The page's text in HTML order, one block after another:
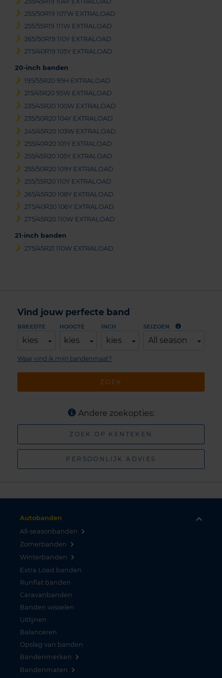
255/50R19 107W EXTRALOAD
255/55R19 111W EXTRALOAD
265/50R19 110Y EXTRALOAD
275/40R19 105Y EXTRALOAD
20-inch banden
195/55R20 95H EXTRALOAD
215/45R20 95W EXTRALOAD
235/45R20 100W EXTRALOAD
235/50R20 104Y EXTRALOAD
245/45R20 103W EXTRALOAD
255/40R20 101Y EXTRALOAD
255/45R20 105Y EXTRALOAD
255/50R20 109Y EXTRALOAD
255/55R20 110Y EXTRALOAD
265/45R20 108Y EXTRALOAD
275/40R20 106Y EXTRALOAD
275/45R20 110W EXTRALOAD
21-inch banden
275/45R21 110W EXTRALOAD
Vind jouw perfecte band
BREEDTE
kies
HOOGTE
kies
INCH
kies
SEIZOEN
All season
ZOEK
Waar vind ik mijn bandenmaat?
Andere zoekopties:
ZOEK OP KENTEKEN
PERSOONLIJK ADVIES
Autobanden
All-seasonbanden
Zomerbanden
Winterbanden
Extra Load banden
Runflat banden
Caravanbanden
Banden wisselen
Uitlijnen
Balanceren
Opslag van banden
Bandenmerken
Bandenmaten